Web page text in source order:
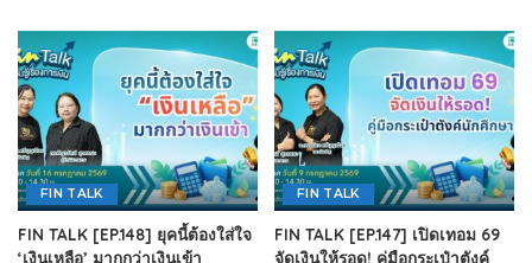
FIN TALK
FIN TALK [EP.148] ยุคนี้ต้องใส่ใจ
‘เงินเหลือ’ มากกว่าเงินเข้า
FIN TALK
FIN TALK [EP.147] เปิดเทอม 69
จัดเงินให้รอด! คู่มือกระเป๋าตังค์